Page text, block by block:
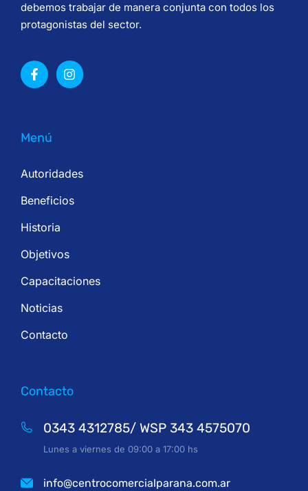
debemos trabajar de manera conjunta con todos los
protagonistas del sector.
Menú
Autoridades
Beneficios
Historia
Objetivos
Capacitaciones
Noticias
Contacto
Contacto
0343 4312785/ WSP 343 4575070
Lunes a viernes de 09:00 a 17:00 hs
info@centrocomercialparana.com.ar